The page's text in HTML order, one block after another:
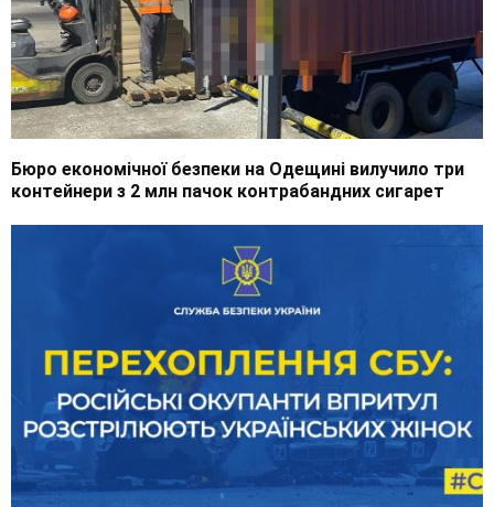
Бюро економічної безпеки на Одещині вилучило три
контейнери з 2 млн пачок контрабандних сигарет